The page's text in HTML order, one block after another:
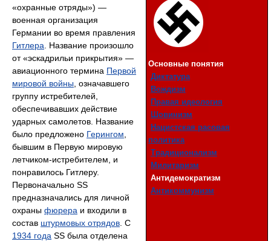
Основные понятия
Диктатура
Вождизм
Правая идеология
Шовинизм
Нацистская расовая
политика
Традиционализм
Милитаризм
Антидемократизм
Антикоммунизм
«охранные отряды») —
военная организация
Германии во время правления
Гитлера . Название произошло
от «эскадрильи прикрытия» —
авиационного термина Первой
мировой войны , означавшего
группу истребителей,
обеспечивавших действие
ударных самолетов. Название
было предложено Герингом
бывшим в Первую мировую
летчиком-истребителем, и
понравилось Гитлеру.
Первоначально SS
предназначались для личной
охраны фюрера и входили в
состав штурмовых отрядов . С
1934 года SS была отделена